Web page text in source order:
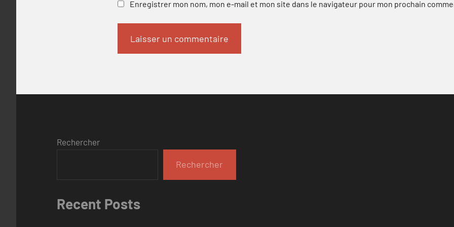
Enregistrer mon nom, mon e-mail et mon site dans le navigateur pour mon prochain
Rechercher
Rechercher
Recent Posts